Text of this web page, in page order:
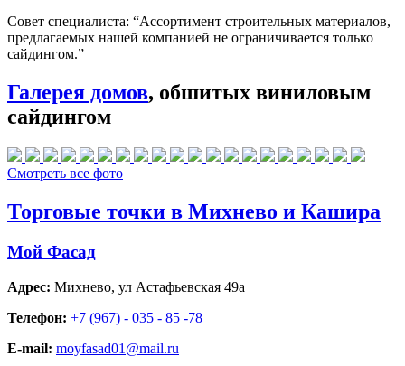
Совет специалиста: “Ассортимент строительных материалов,
предлагаемых нашей компанией не ограничивается только
сайдингом.”
Галерея домов, обшитых виниловым
сайдингом
Смотреть все фото
Торговые точки в Михнево и Кашира
Мой Фасад
Адрес: Михнево, ул Астафьевская 49а
Телефон: +7 (967) - 035 - 85 -78
E-mail: moyfasad01@mail.ru